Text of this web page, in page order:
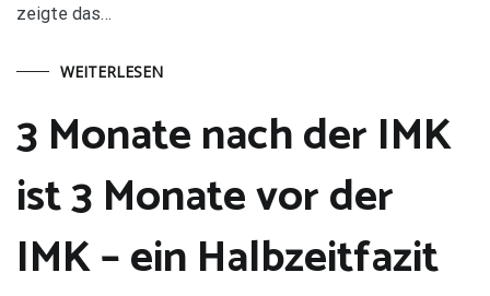
zeigte das…
WEITERLESEN
3 Monate nach der IMK
ist 3 Monate vor der
IMK – ein Halbzeitfazit